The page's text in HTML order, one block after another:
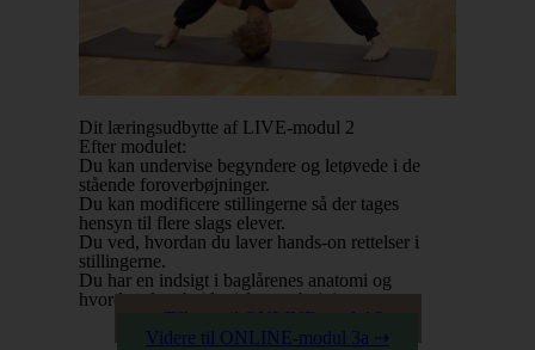
Dit læringsudbytte af LIVE-modul 2
Efter modulet:
Du kan undervise begyndere og letøvede i de
stående foroverbøjninger.
Du kan modificere stillingerne så der tages
hensyn til flere slags elever.
Du ved, hvordan du laver hands-on rettelser i
stillingerne.
Du har en indsigt i baglårenes anatomi og
hvordan de arbejder i foroverbøjninger.
⇠ Tilbage til ONLINE-modul 2a
Videre til ONLINE-modul 3a ⇢